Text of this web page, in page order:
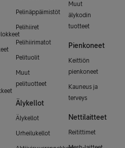
Pelinäppäimistöt
Pelihiiret
Pelihiirimatot
Pelituolit
Muut
pelituotteet
Älykellot
Älykellot
Urheilukellot
Muut
älykodin
tuotteet
Pienkoneet
Keittiön
pienkoneet
Kauneus ja
terveys
Nettilaitteet
Reitittimet